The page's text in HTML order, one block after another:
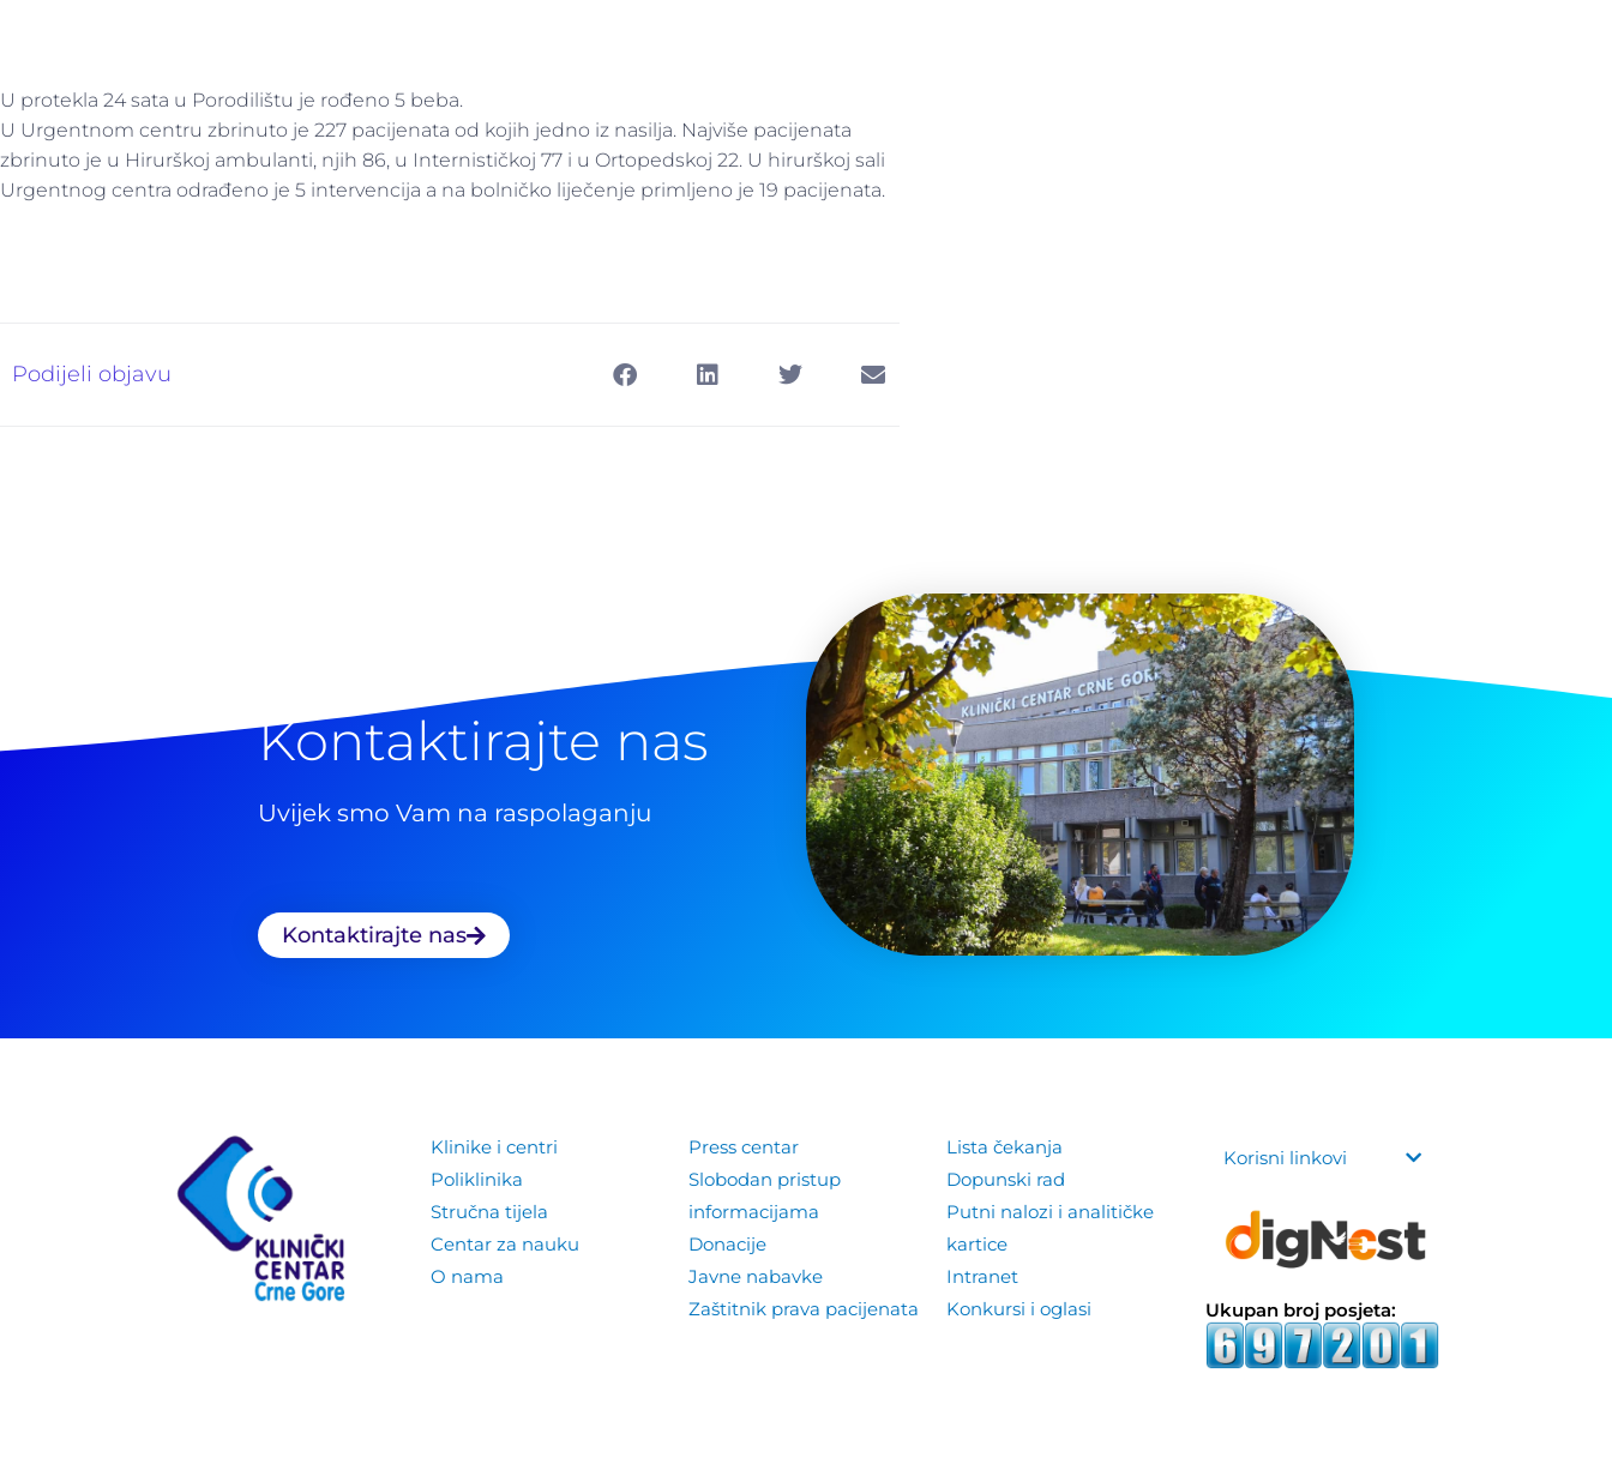
U protekla 24 sata u Porodilištu je rođeno 5 beba.
U Urgentnom centru zbrinuto je 227 pacijenata od kojih jedno iz nasilja. Najviše pacijenata
zbrinuto je u Hirurškoj ambulanti, njih 86, u Internističkoj 77 i u Ortopedskoj 22. U hirurškoj sali
Urgentnog centra odrađeno je 5 intervencija a na bolničko liječenje primljeno je 19 pacijenata.
Podijeli objavu
Kontaktirajte nas
Uvijek smo Vam na raspolaganju
Kontaktirajte nas
Klinike i centri
Poliklinika
Stručna tijela
Centar za nauku
O nama
Press centar
Slobodan pristup
informacijama
Donacije
Javne nabavke
Zaštitnik prava pacijenata
Lista čekanja
Dopunski rad
Putni nalozi i analitičke
kartice
Intranet
Konkursi i oglasi
Korisni linkovi
Ukupan broj posjeta: